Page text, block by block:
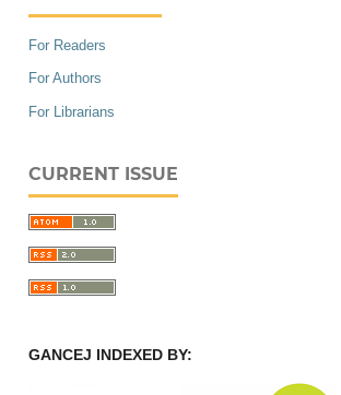
For Readers
For Authors
For Librarians
CURRENT ISSUE
GANCEJ INDEXED BY: